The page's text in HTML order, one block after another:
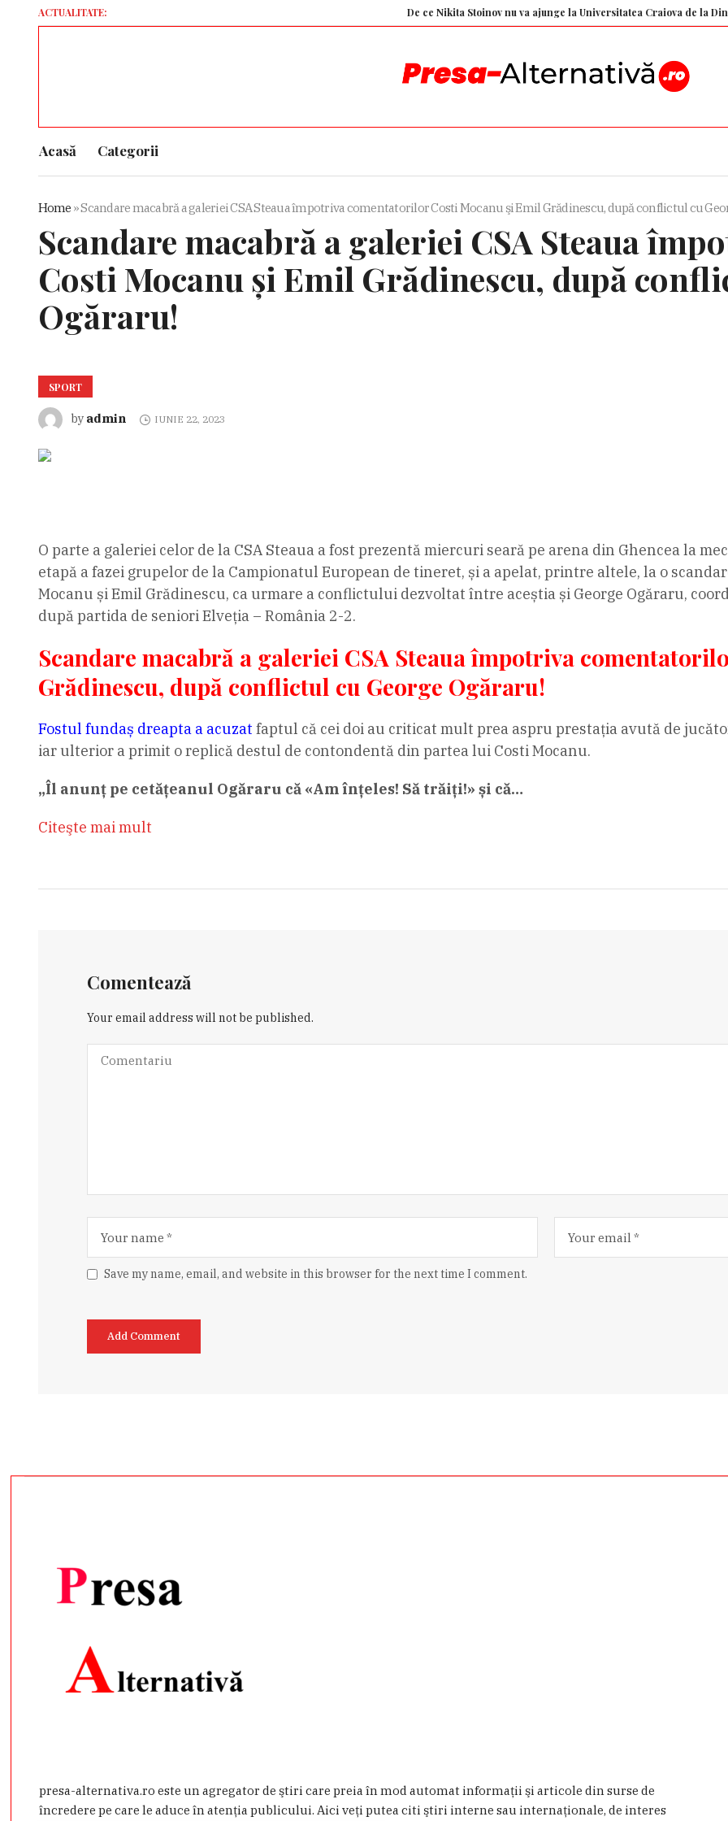
ACTUALITATE: De ce Nikita Stoinov nu va ajunge la Universitatea Craiova de la Dinamo și
Acasă Categorii
Home »Scandare macabră a galeriei CSA Steaua împotriva comentatorilor Costi Mocanu şi Emil Grădinescu, după conflictul cu
Scandare macabră a galeriei CSA Steaua
Costi Mocanu şi Emil Grădinescu, după
Ogăraru!
SPORT
by admin IUNIE 22, 2023
O parte a galeriei celor de la CSA Steaua a fost prezentă miercuri seară pe arena din Ghencea la
etapă a fazei grupelor de la Campionatul European de tineret, și a apelat, printre altele, la o
Mocanu și Emil Grădinescu, ca urmare a conflictului dezvoltat între aceștia și George Ogăraru,
după partida de seniori Elveția – România 2-2.
Scandare macabră a galeriei CSA Steaua împotriva
Grădinescu, după conflictul cu George Ogăraru!
Fostul fundaș dreapta a acuzat faptul că cei doi au criticat mult prea aspru prestația avută de
iar ulterior a primit o replică destul de contondentă din partea lui Costi Mocanu.
„Îl anunț pe cetățeanul Ogăraru că «Am înțeles! Să trăiți!» și că…
Citeşte mai mult
Comentează
Your email address will not be published.
Save my name, email, and website in this browser for the next time I comment.
presa-alternativa.ro este un agregator de ştiri care preia în mod automat informaţii şi articole din surse de
încredere pe care le aduce în atenţia publicului. Aici veţi putea citi ştiri interne sau internaţionale, de interes